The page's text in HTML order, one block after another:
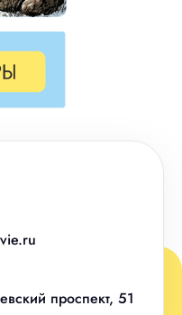
проспект, 51